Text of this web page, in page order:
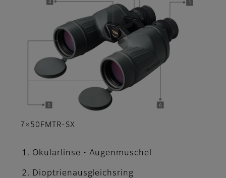
7×50FMTR-SX
Okularlinse・Augenmuschel
Dioptrienausgleichsring